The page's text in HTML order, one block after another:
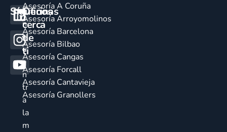
Síguenos
Oficinas
cerca
de
ti
E
n
c
u
e
n
tr
a
la
m
Asesoría A Coruña
Asesoría Arroyomolinos
Asesoría Barcelona
Asesoría Bilbao
Asesoría Cangas
Asesoría Forcall
Asesoría Cantavieja
Asesoría Granollers